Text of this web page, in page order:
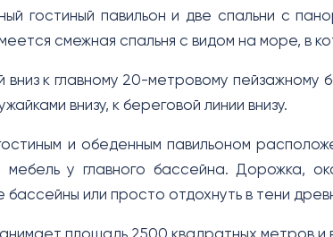
гостиный павильон и две спальни с
смежная спальня с видом на море, в
вниз к главному 20-метровому пейзажному
внизу, к береговой линии внизу.
и обеденным павильоном
у главного бассейна. Дорожка,
бассейны или просто отдохнуть в тени